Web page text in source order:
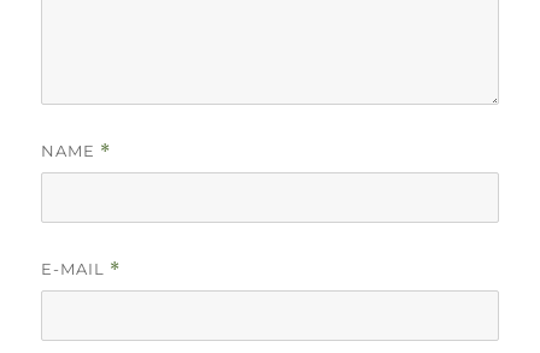
NAME *
E-MAIL *